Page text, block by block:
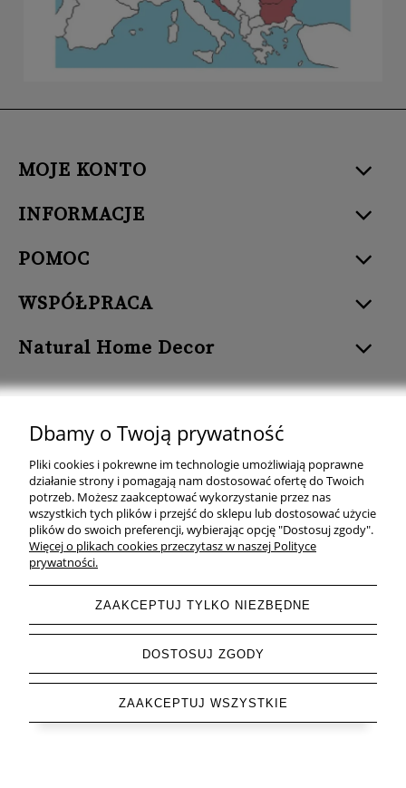
MOJE KONTO
INFORMACJE
POMOC
WSPÓŁPRACA
Natural Home Decor
Natural Home Decor | E-mail: sklep at naturalhomedecor.pl | Tel.:
507 707 299
| NIP: 7971800592 | REGON: 381429127
Copyright © 2026 - Naturalhomedecor.pl
Dbamy o Twoją prywatność
Pliki cookies i pokrewne im technologie umożliwiają poprawne
działanie strony i pomagają nam dostosować ofertę do Twoich
potrzeb. Możesz zaakceptować wykorzystanie przez nas
wszystkich tych plików i przejść do sklepu lub dostosować użycie
plików do swoich preferencji, wybierając opcję "Dostosuj zgody".
Więcej o plikach cookies przeczytasz w naszej Polityce
prywatności.
ZAAKCEPTUJ TYLKO NIEZBĘDNE
DOSTOSUJ ZGODY
ZAAKCEPTUJ WSZYSTKIE